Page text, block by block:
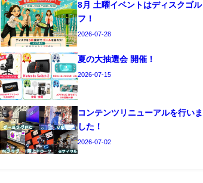
8月 土曜イベントはディスクゴル
フ！
2026-07-28
夏の大抽選会 開催！
2026-07-15
コンテンツリニューアルを行いま
した！
2026-07-02